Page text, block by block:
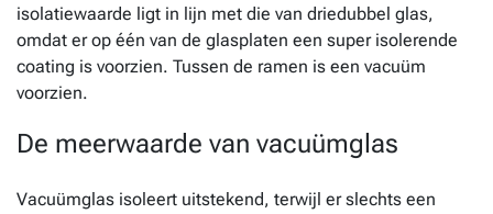
isolatiewaarde ligt in lijn met die van driedubbel glas,
omdat er op één van de glasplaten een super isolerende
coating is voorzien. Tussen de ramen is een vacuüm
voorzien.
De meerwaarde van vacuümglas
Vacuümglas isoleert uitstekend, terwijl er slechts een